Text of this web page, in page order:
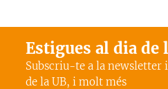
Estigues al dia de
Subscriu-te a la
de la UB, i molt més